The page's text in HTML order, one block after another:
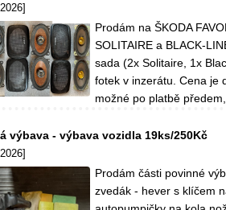
Prodám na ŠKODA
SOLITAIRE a BLACK-
sada (2x Solitaire, 1x
fotek v inzerátu. Cena je
možné po platbě
výbava - výbava vozidla 19ks/250Kč
Prodám části povinné
zvedák - hever s klíčem